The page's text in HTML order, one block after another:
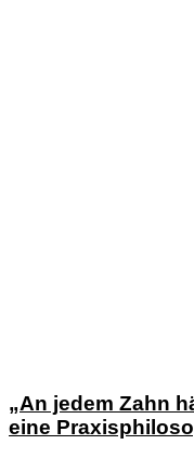
„An jedem Zahn
eine